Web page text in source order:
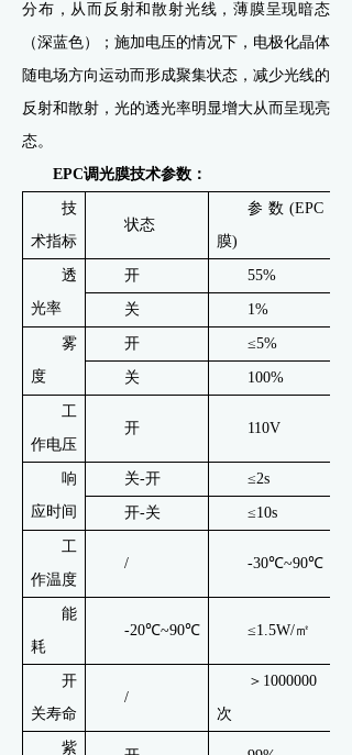
分布，从而反射和散射光线，薄膜呈现暗态
（深蓝色）；施加电压的情况下，电极化晶体
随电场方向运动而形成聚集状态，减少光线的
反射和散射，光的透光率明显增大从而呈现亮
态。
EPC调光膜技术参数：
技
术指标
状态
参数(EPC
膜)
透
光率
开 55%
关 1%
雾
度
开 ≤5%
关 100%
工
作电压
开 110V
响
应时间
关-开 ≤2s
开-关 ≤10s
工
作温度
/ -30℃~90℃
能
耗
-20℃~90℃ ≤1.5W/㎡
开
关寿命
/
＞1000000
次
紫